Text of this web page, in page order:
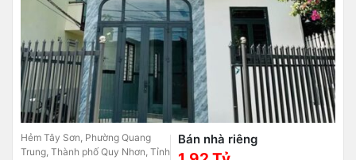
Hẻm Tây Sơn, Phường Quang
Trung, Thành phố Quy Nhơn, Tỉnh
Bán nhà riêng